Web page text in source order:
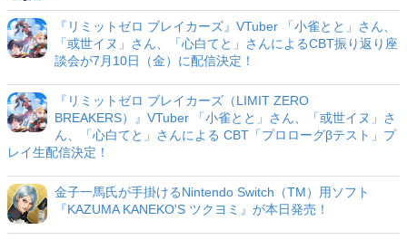
『リミットゼロ ブレイカーズ』VTuber 「小雀とと」さん、
「或世イヌ」さん、「心白てと」さんによるCBT振り返り座
談会が7月10日（金）に配信決定！
『リミットゼロ ブレイカーズ（LIMIT ZERO
BREAKERS）』VTuber 「小雀とと」さん、「或世イヌ」さ
ん、「心白てと」さんによる CBT「プロローグβテスト」プ
レイ生配信決定！
金子一馬氏が手掛けるNintendo Switch（TM）用ソフト
『KAZUMA KANEKO'S ツクヨミ』が本日発売！